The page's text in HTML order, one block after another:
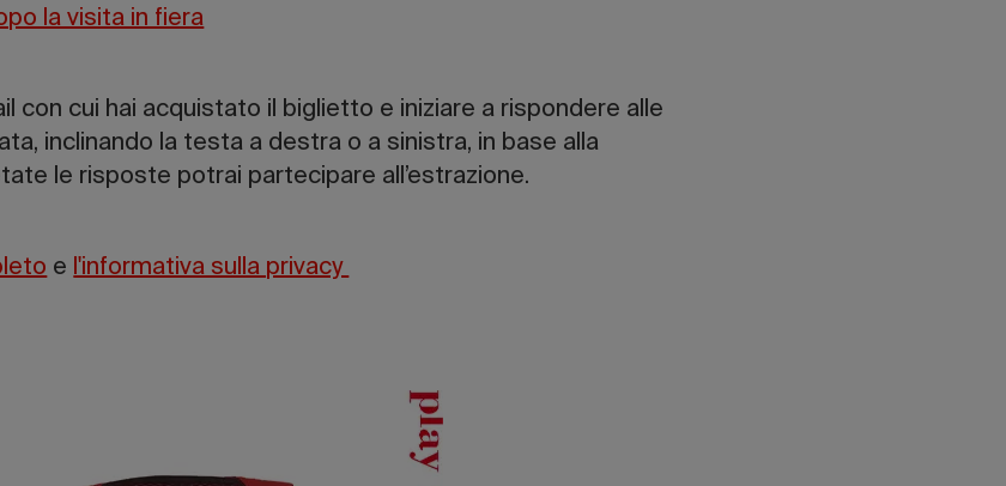
la visita in fiera
con cui hai acquistato il biglietto e iniziare a rispondere alle
inclinando la testa a destra o a sinistra, in base alla
le risposte potrai partecipare all’estrazione.
e l'informativa sulla privacy